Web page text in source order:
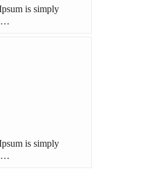
is simply
is simply